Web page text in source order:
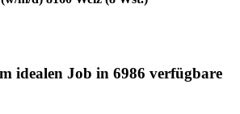
idealen Job in 6986 verfügbare